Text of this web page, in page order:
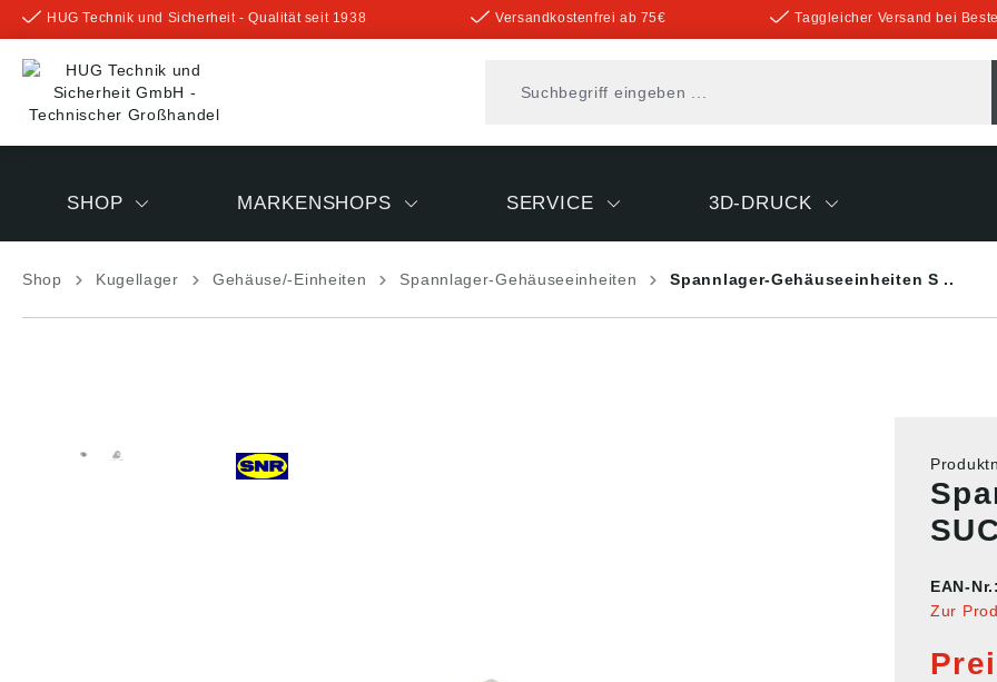
springen
HUG Technik und Sicherheit - Qualität seit 1938 Versandkostenfrei ab 75€ Taggleicher Versand bei
SHOP MARKENSHOPS SERVICE 3D-DRUCK
Shop Kugellager Gehäuse/-Einheiten Spannlager-Gehäuseeinheiten Spannlager-Gehäuseeinheiten S ..
EAN-
Zur